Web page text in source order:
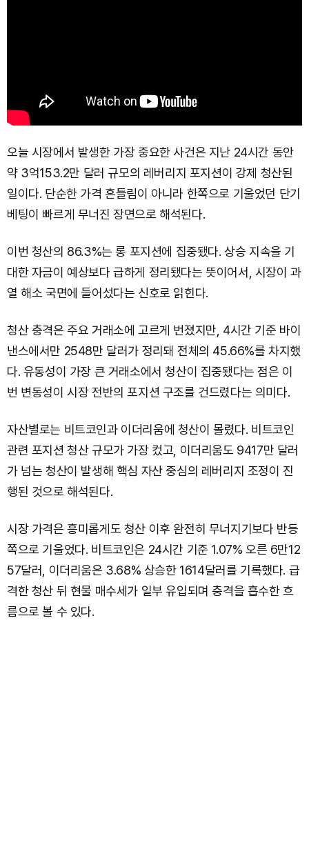
오늘 시장에서 발생한 가장 중요한 사건은 지난 24시간 동안
약 3억153.2만 달러 규모의 레버리지 포지션이 강제 청산된
일이다. 단순한 가격 흔들림이 아니라 한쪽으로 기울었던 단기
베팅이 빠르게 무너진 장면으로 해석된다.
이번 청산의 86.3%는 롱 포지션에 집중됐다. 상승 지속을 기
대한 자금이 예상보다 급하게 정리됐다는 뜻이어서, 시장이 과
열 해소 국면에 들어섰다는 신호로 읽힌다.
청산 충격은 주요 거래소에 고르게 번졌지만, 4시간 기준 바이
낸스에서만 2548만 달러가 정리돼 전체의 45.66%를 차지했
다. 유동성이 가장 큰 거래소에서 청산이 집중됐다는 점은 이
번 변동성이 시장 전반의 포지션 구조를 건드렸다는 의미다.
자산별로는 비트코인과 이더리움에 청산이 몰렸다. 비트코인
관련 포지션 청산 규모가 가장 컸고, 이더리움도 9417만 달러
가 넘는 청산이 발생해 핵심 자산 중심의 레버리지 조정이 진
행된 것으로 해석된다.
시장 가격은 흥미롭게도 청산 이후 완전히 무너지기보다 반등
쪽으로 기울었다. 비트코인은 24시간 기준 1.07% 오른 6만12
57달러, 이더리움은 3.68% 상승한 1614달러를 기록했다. 급
격한 청산 뒤 현물 매수세가 일부 유입되며 충격을 흡수한 흐
름으로 볼 수 있다.